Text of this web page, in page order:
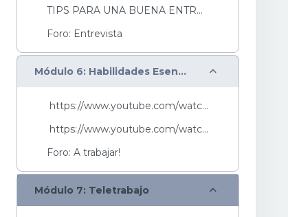
TIPS PARA UNA BUENA ENTREVISTA
Foro: Entrevista
Módulo 6: Habilidades Esenciales Colapsar
https://www.youtube.com/watch?v=lGTabjrVWoY&...
https://www.youtube.com/watch?v=Ez06_FPQhjE&...
Foro: A trabajar!
Módulo 7: Teletrabajo Colapsar